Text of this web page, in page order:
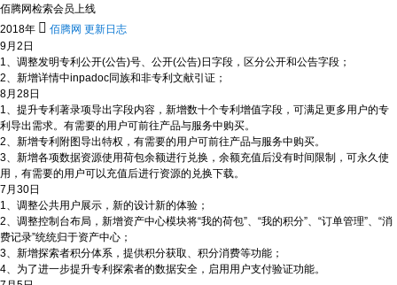
佰腾网检索会员上线
2018年  佰腾网 更新日志
9月2日
1、调整发明专利公开(公告)号、公开(公告)日字段，区分公开和公告字段；
2、新增详情中inpadoc同族和非专利文献引证；
8月28日
1、提升专利著录项导出字段内容，新增数十个专利增值字段，可满足更多用户的专
利导出需求。有需要的用户可前往产品与服务中购买。
2、新增专利附图导出特权，有需要的用户可前往产品与服务中购买。
3、新增各项数据资源使用荷包余额进行兑换，余额充值后没有时间限制，可永久使
用，有需要的用户可以充值后进行资源的兑换下载。
7月30日
1、调整公共用户展示，新的设计新的体验；
2、调整控制台布局，新增资产中心模块将“我的荷包”、“我的积分”、“订单管理”、“消
费记录”统统归于资产中心；
3、新增探索者积分体系，提供积分获取、积分消费等功能；
4、为了进一步提升专利探索者的数据安全，启用用户支付验证功能。